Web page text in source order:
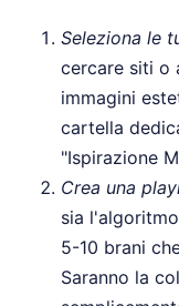
Seleziona le
cercare siti o
immagini
cartella
"Ispirazione
Crea una
sia
5-10 brani
Saranno la